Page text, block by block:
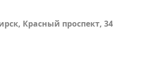
Красный проспект, 34